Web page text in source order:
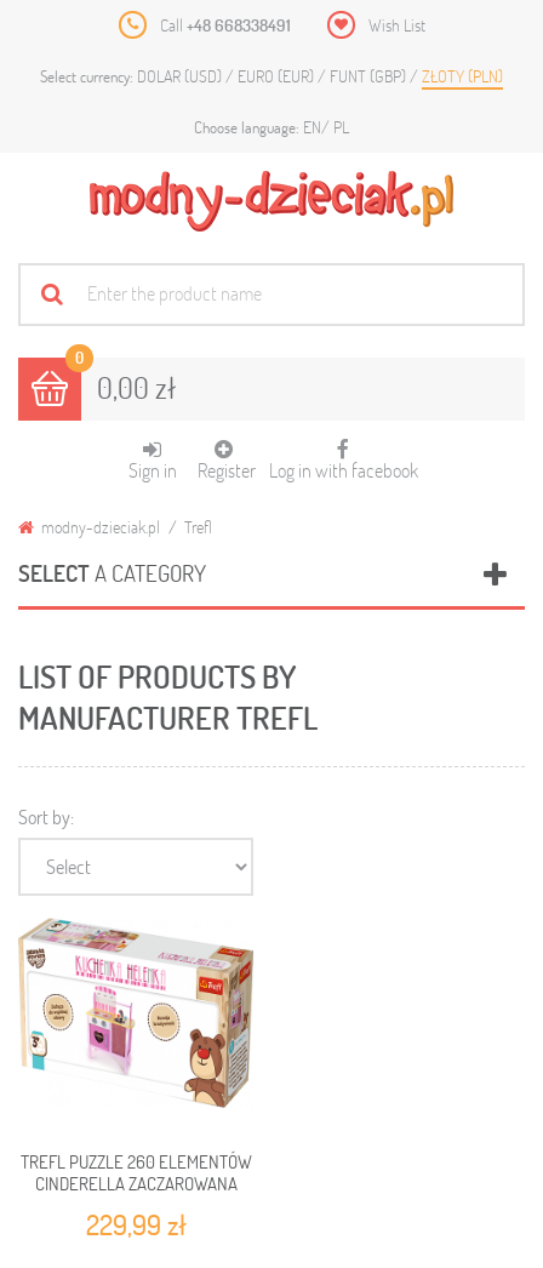
Call +48 668338491 Wish List
Select currency: DOLAR (USD) EURO (EUR) FUNT (GBP) ZŁOTY (PLN)
Choose language: EN PL
0
0,00 zł
Sign in Register Log in with facebook
modny-dzieciak.pl Trefl
SELECTA CATEGORY
LIST OF PRODUCTS BY
MANUFACTURER TREFL
Sort by:
TREFL PUZZLE 260 ELEMENTÓW
CINDERELLA ZACZAROWANA
229,99 zł